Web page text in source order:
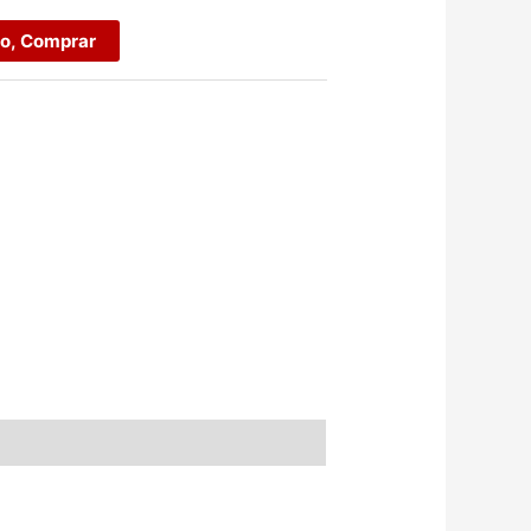
Comprar